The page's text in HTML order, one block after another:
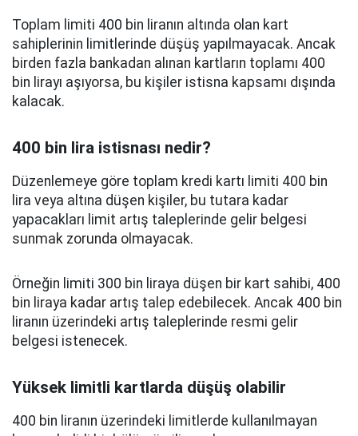
Toplam limiti 400 bin liranın altında olan kart
sahiplerinin limitlerinde düşüş yapılmayacak. Ancak
birden fazla bankadan alınan kartların toplamı 400
bin lirayı aşıyorsa, bu kişiler istisna kapsamı dışında
kalacak.
400 bin lira istisnası nedir?
Düzenlemeye göre toplam kredi kartı limiti 400 bin
lira veya altına düşen kişiler, bu tutara kadar
yapacakları limit artış taleplerinde gelir belgesi
sunmak zorunda olmayacak.
Örneğin limiti 300 bin liraya düşen bir kart sahibi, 400
bin liraya kadar artış talep edebilecek. Ancak 400 bin
liranın üzerindeki artış taleplerinde resmi gelir
belgesi istenecek.
Yüksek limitli kartlarda düşüş olabilir
400 bin liranın üzerindeki limitlerde kullanılmayan